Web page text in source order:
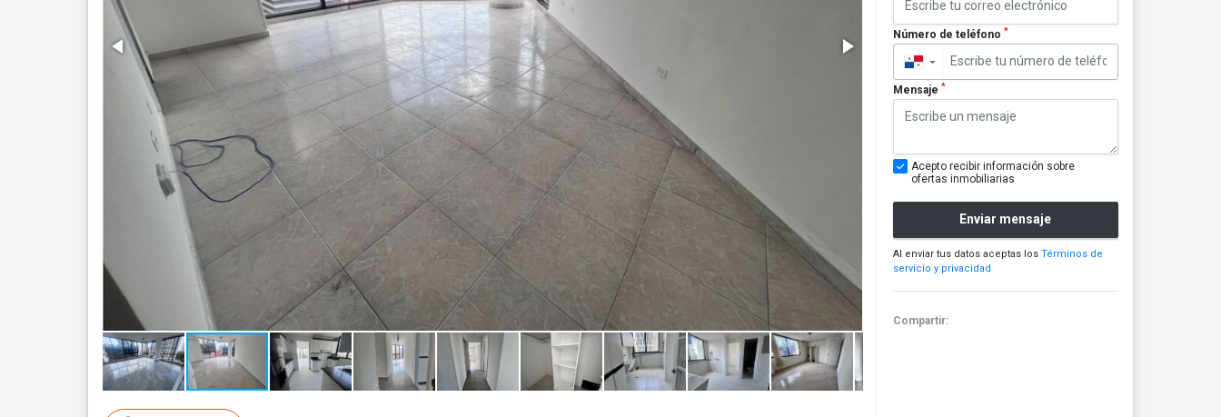
Número de teléfono *
▼
Mensaje *
Acepto recibir información sobre
ofertas inmobiliarias
Enviar mensaje
Al enviar tus datos aceptas los Términos de
servicio y privacidad
Compartir: